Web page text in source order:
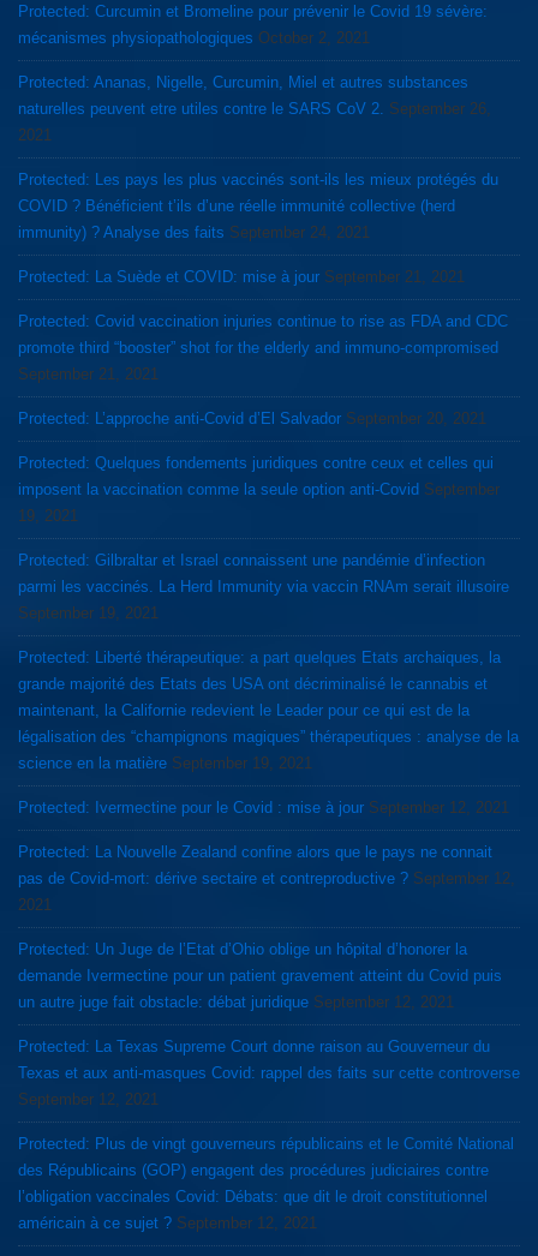
Protected: Curcumin et Bromeline pour prévenir le Covid 19 sévère:
mécanismes physiopathologiques October 2, 2021
Protected: Ananas, Nigelle, Curcumin, Miel et autres substances
naturelles peuvent etre utiles contre le SARS CoV 2. September 26,
2021
Protected: Les pays les plus vaccinés sont-ils les mieux protégés du
COVID ? Bénéficient t’ils d’une réelle immunité collective (herd
immunity) ? Analyse des faits September 24, 2021
Protected: La Suède et COVID: mise à jour September 21, 2021
Protected: Covid vaccination injuries continue to rise as FDA and CDC
promote third “booster” shot for the elderly and immuno-compromised
September 21, 2021
Protected: L’approche anti-Covid d’El Salvador September 20, 2021
Protected: Quelques fondements juridiques contre ceux et celles qui
imposent la vaccination comme la seule option anti-Covid September
19, 2021
Protected: Gilbraltar et Israel connaissent une pandémie d’infection
parmi les vaccinés. La Herd Immunity via vaccin RNAm serait illusoire
September 19, 2021
Protected: Liberté thérapeutique: a part quelques Etats archaiques, la
grande majorité des Etats des USA ont décriminalisé le cannabis et
maintenant, la Californie redevient le Leader pour ce qui est de la
légalisation des “champignons magiques” thérapeutiques : analyse de la
science en la matière September 19, 2021
Protected: Ivermectine pour le Covid : mise à jour September 12, 2021
Protected: La Nouvelle Zealand confine alors que le pays ne connait
pas de Covid-mort: dérive sectaire et contreproductive ? September 12,
2021
Protected: Un Juge de l’Etat d’Ohio oblige un hôpital d’honorer la
demande Ivermectine pour un patient gravement atteint du Covid puis
un autre juge fait obstacle: débat juridique September 12, 2021
Protected: La Texas Supreme Court donne raison au Gouverneur du
Texas et aux anti-masques Covid: rappel des faits sur cette controverse
September 12, 2021
Protected: Plus de vingt gouverneurs républicains et le Comité National
des Républicains (GOP) engagent des procédures judiciaires contre
l’obligation vaccinales Covid: Débats: que dit le droit constitutionnel
américain à ce sujet ? September 12, 2021